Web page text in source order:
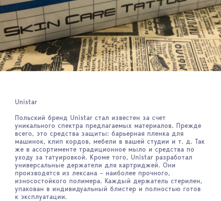
Unistar
Польский бренд Unistar стал известен за счет
уникального спектра предлагаемых материалов. Прежде
всего, это средства защиты: барьерная пленка для
машинок, клип кордов, мебели в вашей студии и т. д. Так
же в ассортименте традиционное мыло и средства по
уходу за татуировкой. Кроме того, Unistar разработал
универсальные держатели для картриджей. Они
производятся из лексана – наиболее прочного,
износостойкого полимера. Каждый держатель стерилен,
упакован в индивидуальный блистер и полностью готов
к эксплуатации.